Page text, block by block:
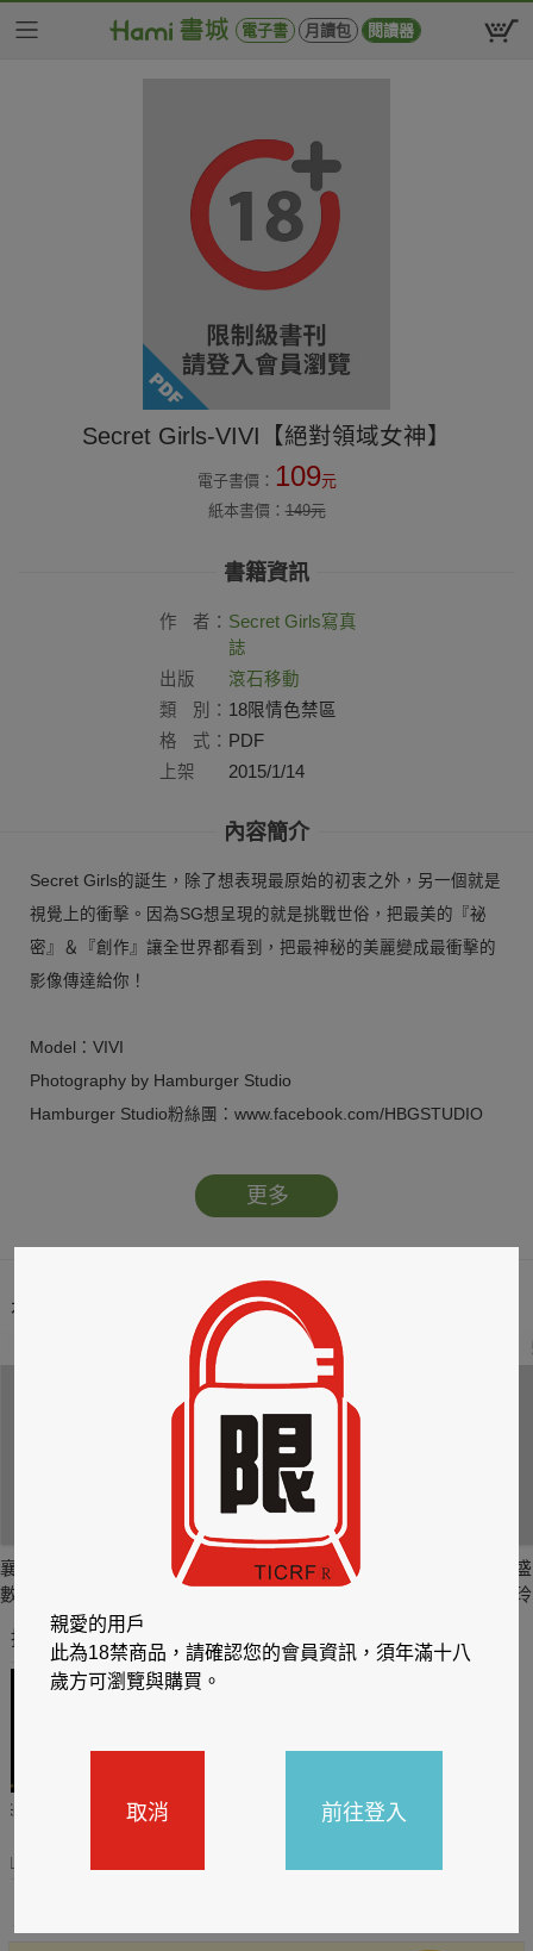
電子書 月讀包 閱讀器
Secret Girls-VIVI【絕對領域女神】
電子書價： 109元
紙本書價：149元
書籍資訊
作 者： Secret Girls寫真
誌
出版
社：
滾石移動
類
別： 18限情色禁區
格
式： PDF
上架
2015/1/14
內容簡介
Secret Girls的誕生，除了想表現最原始的初衷之外，另一個就是
視覺上的衝擊。因為SG想呈現的就是挑戰世俗，把最美的『祕
密』＆『創作』讓全世界都看到，把最神秘的美麗變成最衝擊的
影像傳達給你！
Model：VIVI
Photography by Hamburger Studio
Hamburger Studio粉絲團：www.facebook.com/HBGSTUDIO
更多
本類暢銷榜
襄水II-林襄MIZUKI
數位寫真集
3
布蕾甜你心 藍星蕾
艾。融化你 艾融數
推薦你買好東西
閱讀有禮，TCL平板送觸
TCL數位筆記本送月讀包1
親愛的用戶
此為18禁商品，請確認您的會員資訊，須年滿十八
歲方可瀏覽與購買。
取消 前往登入